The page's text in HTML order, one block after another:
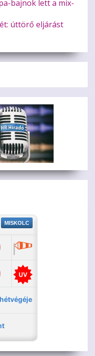
bajnok lett a mix-
úttörő eljárást